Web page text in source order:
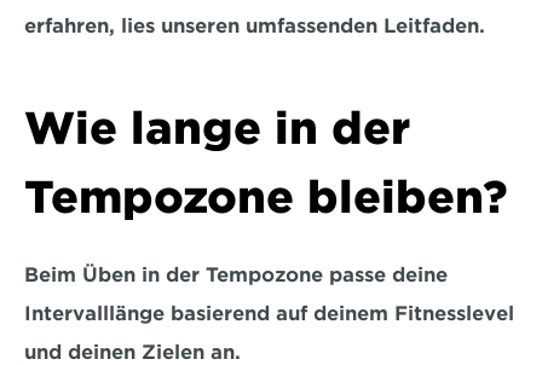
erfahren, lies unseren umfassenden Leitfaden.
Wie lange in der
Tempozone bleiben?
Beim Üben in der Tempozone passe deine
Intervalllänge basierend auf deinem Fitnesslevel
und deinen Zielen an.